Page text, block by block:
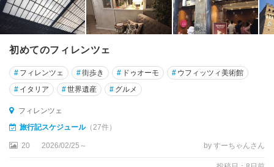
諸
島
エ
リ
ア
・
ロ
マ
ニ
初めてのフィレンツェ
# フィレンツェ #街歩き # ドゥオーモ # ウフィッツィ美術館
# イタリア #世界遺産 # グルメ
フィレンツェ
旅行記スケジュール（27件）
20 2026/02/25～ by すーちゃんさん